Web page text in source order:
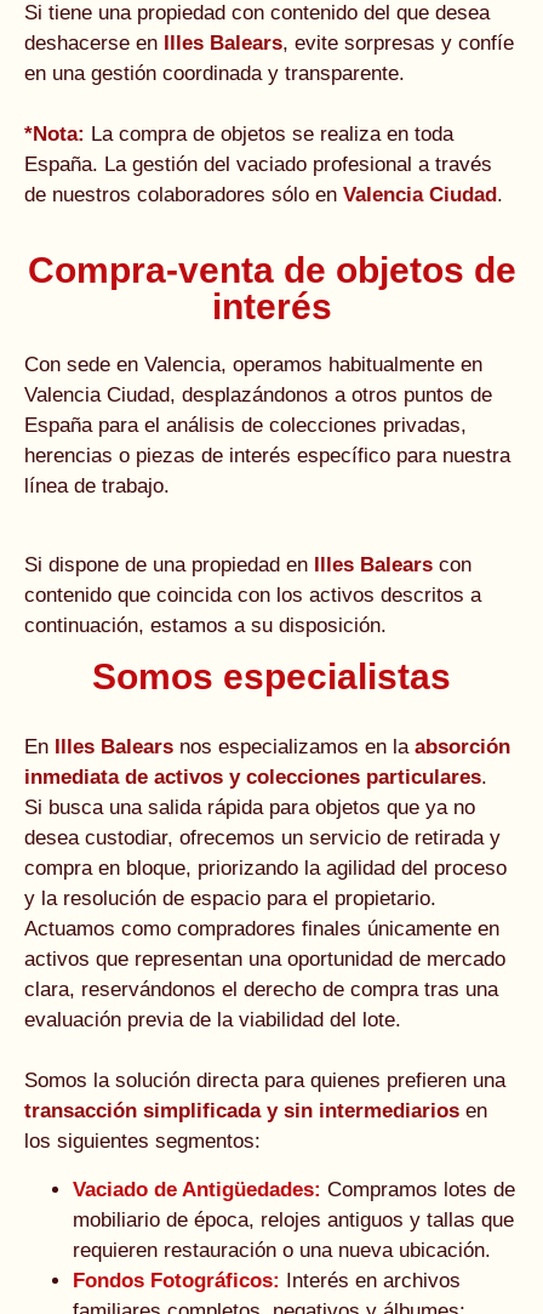
Si tiene una propiedad con contenido del que desea
deshacerse en Illes Balears, evite sorpresas y confíe
en una gestión coordinada y transparente.
*Nota: La compra de objetos se realiza en toda
España. La gestión del vaciado profesional a través
de nuestros colaboradores sólo en Valencia Ciudad.
Compra-venta de objetos de
interés
Con sede en Valencia, operamos habitualmente en
Valencia Ciudad, desplazándonos a otros puntos de
España para el análisis de colecciones privadas,
herencias o piezas de interés específico para nuestra
línea de trabajo.
Si dispone de una propiedad en Illes Balears con
contenido que coincida con los activos descritos a
continuación, estamos a su disposición.
Somos especialistas
En Illes Balears nos especializamos en la absorción
inmediata de activos y colecciones particulares.
Si busca una salida rápida para objetos que ya no
desea custodiar, ofrecemos un servicio de retirada y
compra en bloque, priorizando la agilidad del proceso
y la resolución de espacio para el propietario.
Actuamos como compradores finales únicamente en
activos que representan una oportunidad de mercado
clara, reservándonos el derecho de compra tras una
evaluación previa de la viabilidad del lote.
Somos la solución directa para quienes prefieren una
transacción simplificada y sin intermediarios en
los siguientes segmentos:
Vaciado de Antigüedades: Compramos lotes de
mobiliario de época, relojes antiguos y tallas que
requieren restauración o una nueva ubicación.
Fondos Fotográficos: Interés en archivos